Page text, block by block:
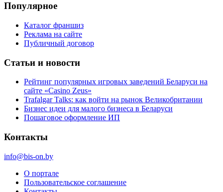
Популярное
Каталог франшиз
Реклама на сайте
Публичный договор
Статьи и новости
Рейтинг популярных игровых заведений Беларуси на
сайте «Casino Zeus»
Trafalgar Talks: как войти на рынок Великобритании
Бизнес идеи для малого бизнеса в Беларуси
Пошаговое оформление ИП
Контакты
info@bis-on.by
О портале
Пользовательское соглашение